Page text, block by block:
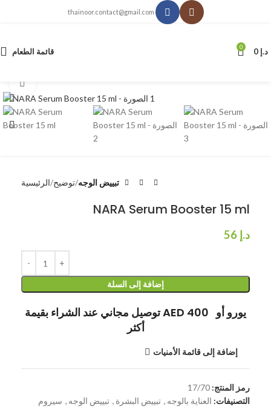
thainoor.contact@gmail.com
قائمة الطعام 0 د.إ
الرئيسية توضيح تبييض الوجه
NARA Serum Booster 15 ml
د.إ
إضافة إلى السلة
توصيل مجاني عند الشراء بقيمة AED 400 يورو أو
أكثر
إضافة إلى قائمة الأمنيات
رمز المنتج: 17/70
التصنيفات: العناية بالوجه , تبييض البشرة , تبييض الوجه , سيروم